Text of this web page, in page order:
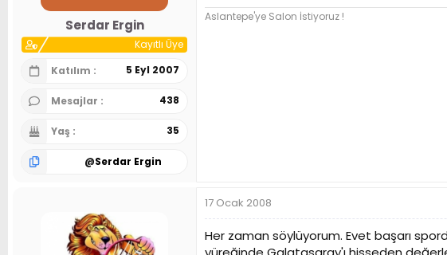
Serdar Ergin
Kayıtlı Üye
Katılım
5 Eyl 2007
Mesajlar 438
Yaş 35
@Serdar Ergin
Aslantepe'ye Salon İstiyoruz !
17 Ocak 2008
Her zaman söylüyorum. Evet başarı